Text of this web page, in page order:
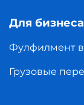
Для бизнеса
Фулфилмент
Грузовые